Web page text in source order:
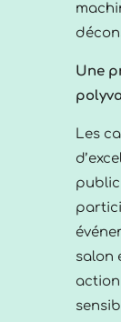
Une
Les
salon